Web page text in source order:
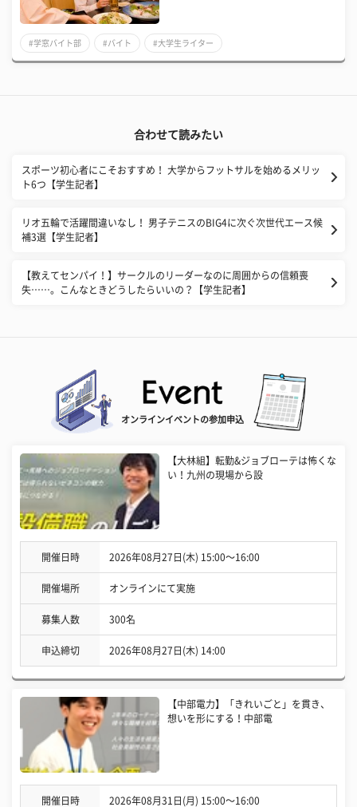
#学窓バイト部 #バイト #大学生ライター
合わせて読みたい
スポーツ初心者にこそおすすめ！ 大学からフットサルを始めるメリッ
ト6つ【学生記者】
リオ五輪で活躍間違いなし！ 男子テニスのBIG4に次ぐ次世代エース候
補3選【学生記者】
【教えてセンパイ！】サークルのリーダーなのに周囲からの信頼喪
失……。こんなときどうしたらいいの？【学生記者】
オンラインイベントの参加申込
【大林組】転勤&ジョブローテは怖くな
い！九州の現場から設
開催日時 2026年08月27日(木) 15:00〜16:00
開催場所 オンラインにて実施
募集人数 300名
申込締切 2026年08月27日(木) 14:00
【中部電力】「きれいごと」を貫き、
想いを形にする！中部電
開催日時 2026年08月31日(月) 15:00〜16:00